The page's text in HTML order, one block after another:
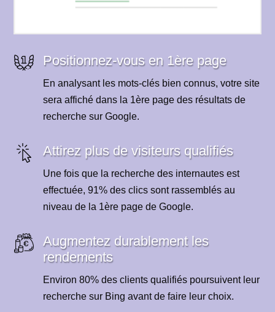
Positionnez-vous en 1ère page
En analysant les mots-clés bien connus, votre site
sera affiché dans la 1ère page des résultats de
recherche sur Google.
Attirez plus de visiteurs qualifiés
Une fois que la recherche des internautes est
effectuée, 91% des clics sont rassemblés au
niveau de la 1ère page de Google.
Augmentez durablement les
rendements
Environ 80% des clients qualifiés poursuivent leur
recherche sur Bing avant de faire leur choix.